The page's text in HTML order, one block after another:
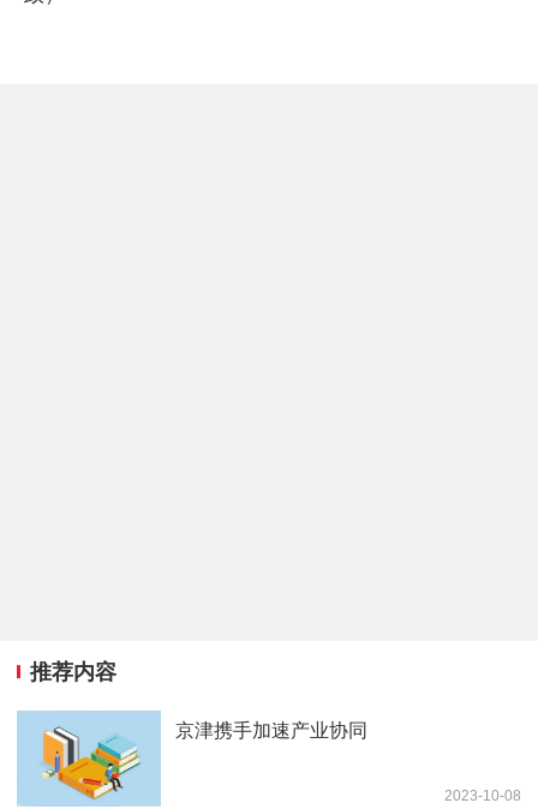
推荐内容
京津携手加速产业协同
2023-10-08